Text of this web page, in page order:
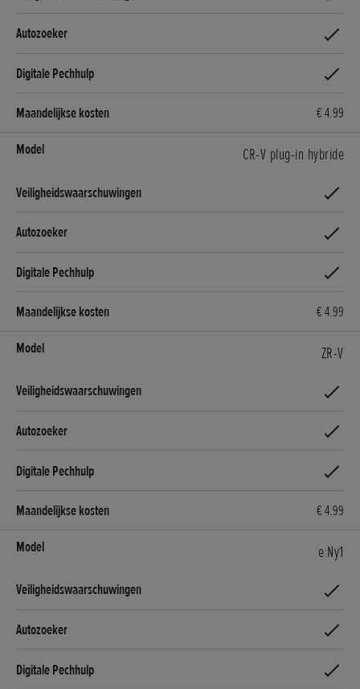
€ 4.99
CR-V plug-in hybride
€ 4.99
ZR-V
€ 4.99
e:Ny1